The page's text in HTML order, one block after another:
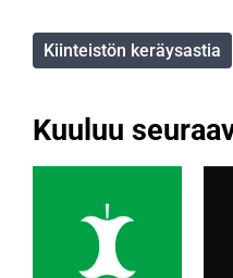
Kiinteistön keräysastia
Kuuluu